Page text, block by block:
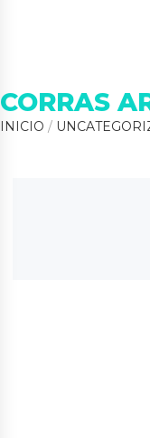
CORRAS
INICIO /